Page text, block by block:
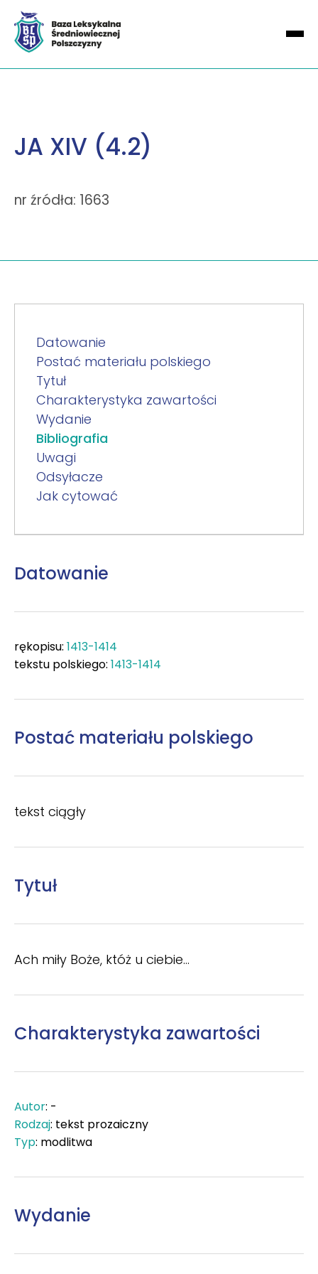
JA XIV (4.2)
nr źródła: 1663
Datowanie
Postać materiału polskiego
Tytuł
Charakterystyka zawartości
Wydanie
Bibliografia
Uwagi
Odsyłacze
Jak cytować
Datowanie
rękopisu: 1413-1414
tekstu polskiego: 1413-1414
Postać materiału polskiego
tekst ciągły
Tytuł
Ach miły Boże, któż u ciebie...
Charakterystyka zawartości
Autor: -
Rodzaj: tekst prozaiczny
Typ: modlitwa
Wydanie